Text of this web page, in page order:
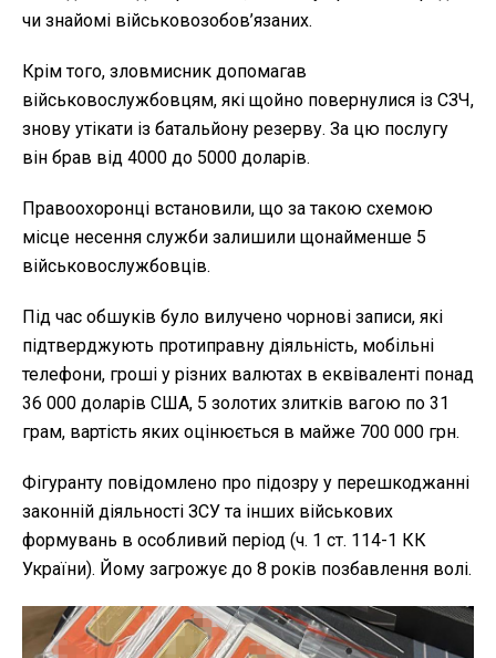
чи знайомі військовозобов’язаних.
Крім того, зловмисник допомагав
військовослужбовцям, які щойно повернулися із СЗЧ,
знову утікати із батальйону резерву. За цю послугу
він брав від 4000 до 5000 доларів.
Правоохоронці встановили, що за такою схемою
місце несення служби залишили щонайменше 5
військовослужбовців.
Під час обшуків було вилучено чорнові записи, які
підтверджують протиправну діяльність, мобільні
телефони, гроші у різних валютах в еквіваленті понад
36 000 доларів США, 5 золотих злитків вагою по 31
грам, вартість яких оцінюється в майже 700 000 грн.
Фігуранту повідомлено про підозру у перешкоджанні
законній діяльності ЗСУ та інших військових
формувань в особливий період (ч. 1 ст. 114-1 КК
України). Йому загрожує до 8 років позбавлення волі.